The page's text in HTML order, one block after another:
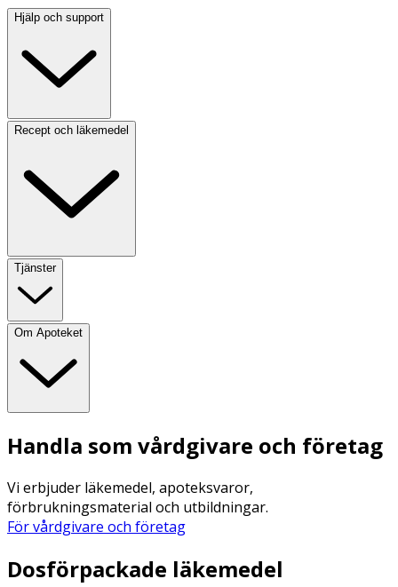
Hjälp och support
Recept och läkemedel
Tjänster
Om Apoteket
Handla som vårdgivare och företag
Vi erbjuder läkemedel, apoteksvaror,
förbrukningsmaterial och utbildningar.
För vårdgivare och företag
Dosförpackade läkemedel